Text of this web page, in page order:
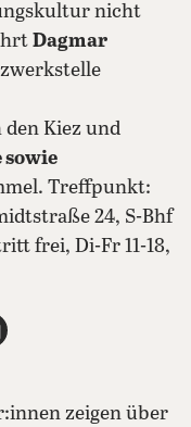
nicht
Dagmar
Kiez und
Treffpunkt:
24, S-Bhf
frei, Di-Fr 11-18,
teilen
Mail teilen
zeigen über